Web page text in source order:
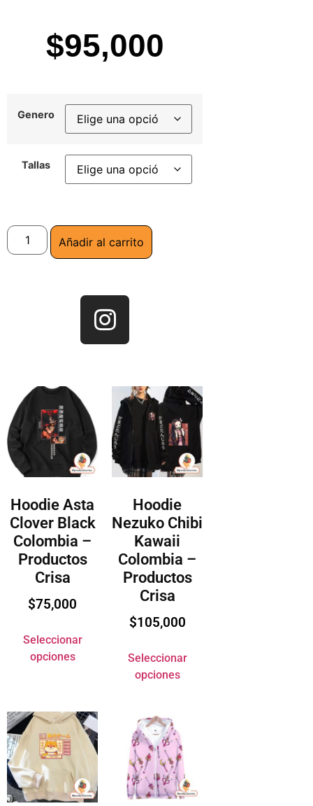
$95,000
Genero
Tallas
Añadir al carrito
Hoodie Asta
Clover Black
Colombia –
Productos
Crisa
$75,000
Seleccionar
opciones
Hoodie
Nezuko Chibi
Kawaii
Colombia –
Productos
Crisa
$105,000
Seleccionar
opciones